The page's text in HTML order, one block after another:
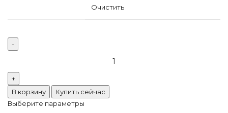
Очистить
Preciosa
VIVA12
Aqua
Bohemica
В корзину
Купить сейчас
Выберите параметры